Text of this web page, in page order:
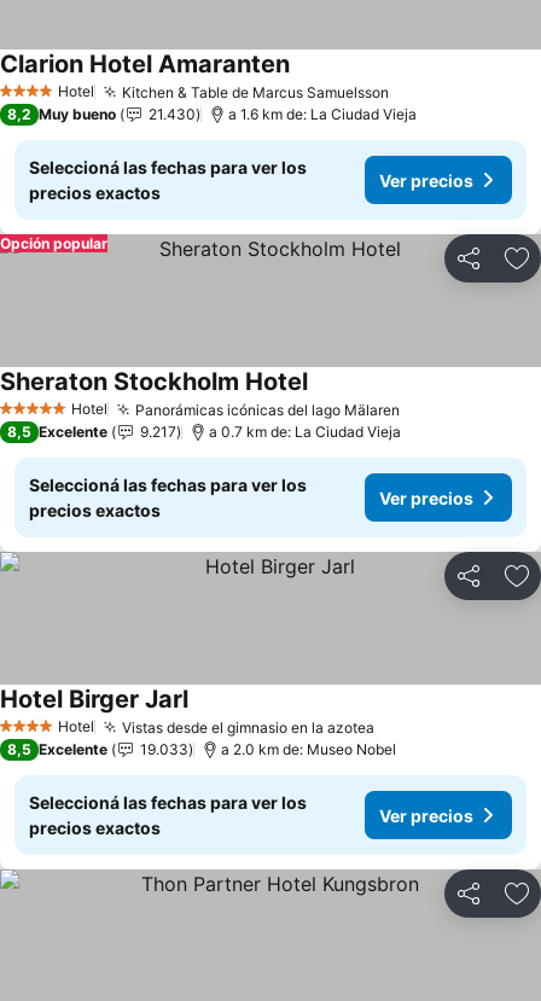
4 EstrellasHotel Kitchen & Table de Marcus Samuelsson
Clarion Hotel Amaranten
8,2 Muy bueno 21.430 a 1.6 km de: La Ciudad Vieja
Seleccioná las fechas para ver los
precios exactos
Ver precios
Compartir
Opción popular
5 Estrellas Hotel Panorámicas icónicas del lago Mälaren
Sheraton Stockholm Hotel
8,5 Excelente 9.217 a 0.7 km de: La Ciudad Vieja
Seleccioná las fechas para ver los
precios exactos
Ver precios
Compartir
4 EstrellasHotel Vistas desde el gimnasio en la azotea
Hotel Birger Jarl
8,5 Excelente 19.033 a 2.0 km de: Museo Nobel
Seleccioná las fechas para ver los
precios exactos
Ver precios
Compartir